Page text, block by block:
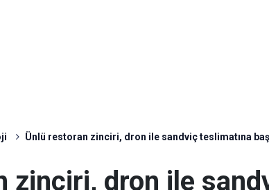
Ünlü restoran zinciri, dron ile sandviç teslimatına
zinciri, dron ile